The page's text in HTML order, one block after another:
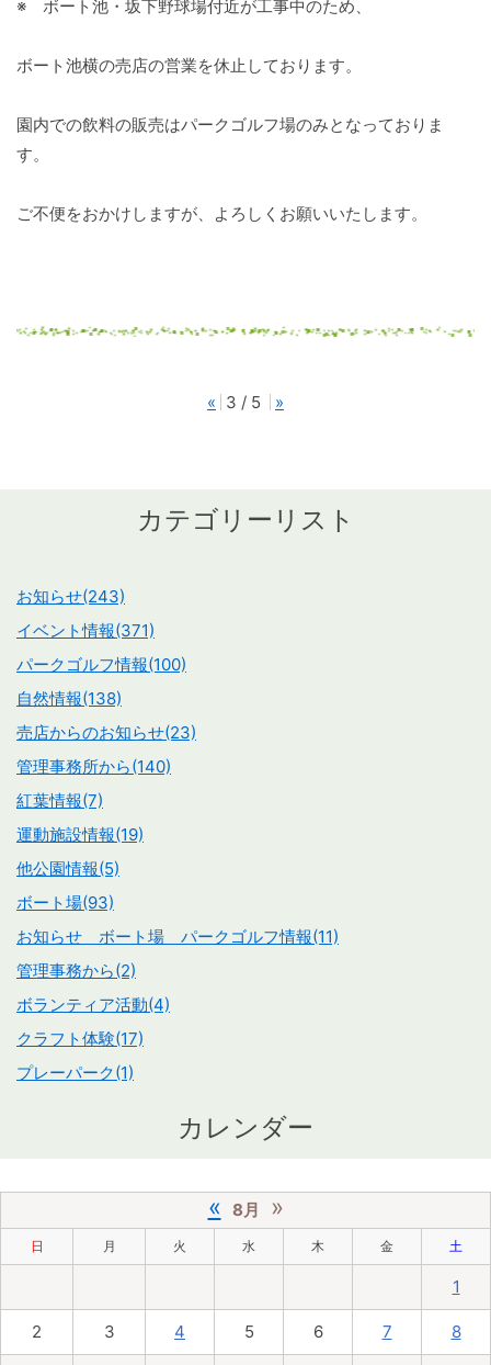
※ ボート池・坂下野球場付近が工事中のため、
ボート池横の売店の営業を休止しております。
園内での飲料の販売はパークゴルフ場のみとなっておりま
す。
ご不便をおかけしますが、よろしくお願いいたします。
« 3 / 5 »
カテゴリーリスト
お知らせ(243)
イベント情報(371)
パークゴルフ情報(100)
自然情報(138)
売店からのお知らせ(23)
管理事務所から(140)
紅葉情報(7)
運動施設情報(19)
他公園情報(5)
ボート場(93)
お知らせ ボート場 パークゴルフ情報(11)
管理事務から(2)
ボランティア活動(4)
クラフト体験(17)
プレーパーク(1)
カレンダー
« 8月 »
日 月 火 水 木 金 土
1
2 3 4 5 6 7 8